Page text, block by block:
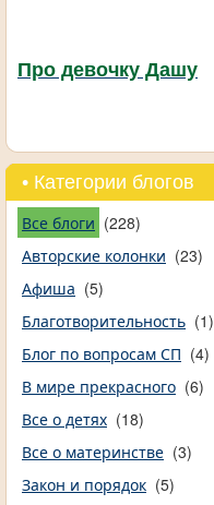
Про девочку Дашу
• Категории блогов
Все блоги (228)
Авторские колонки (23)
Афиша (5)
Благотворительность (1)
Блог по вопросам СП (4)
В мире прекрасного (6)
Все о детях (18)
Все о материнстве (3)
Закон и порядок (5)